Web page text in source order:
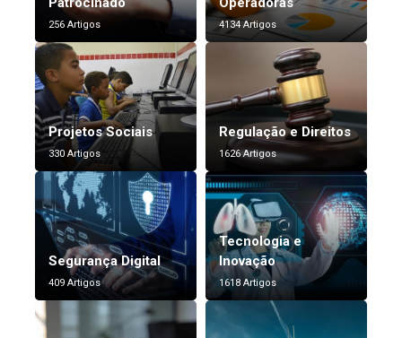
256 Artigos 4134 Artigos
Projetos Sociais
330 Artigos
Regulação e Direitos
1626 Artigos
Segurança Digital
409 Artigos
Tecnologia e
Inovação
1618 Artigos